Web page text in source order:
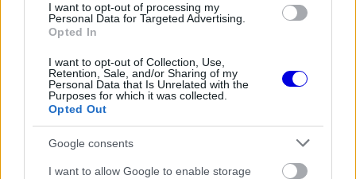
I want to opt-out of processing my
Personal Data for Targeted Advertising.
Opted In
I want to opt-out of Collection, Use,
Retention, Sale, and/or Sharing of my
Personal Data that Is Unrelated with the
Purposes for which it was collected.
Opted Out
Google consents
I want to allow Google to enable storage
FORMA-1
Súlyos figyelmeztetést kapott a
„Az elmúlt hetekben mindenki keményen
dolgozott, most pedig Miami jó alkalom arra,
hogy lássuk, hol állunk a riválisokhoz képest” –